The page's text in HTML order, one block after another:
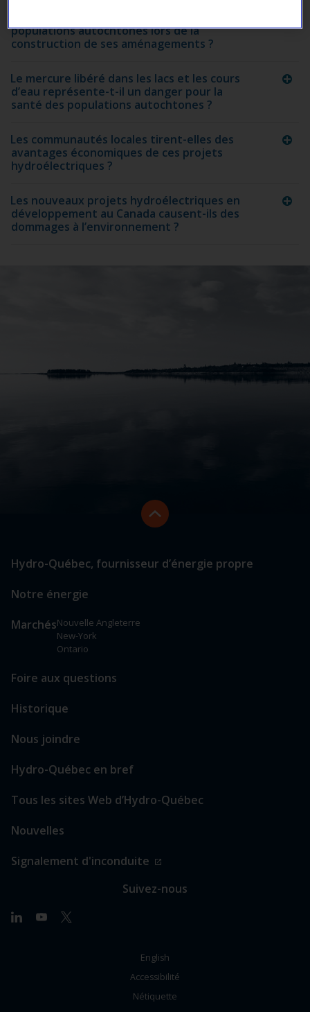
populations autochtones lors de la
construction de ses aménagements ?
Le mercure libéré dans les lacs et les cours
d’eau représente-t-il un danger pour la
santé des populations autochtones ?
Les communautés locales tirent-elles des
avantages économiques de ces projets
hydroélectriques ?
Les nouveaux projets hydroélectriques en
développement au Canada causent-ils des
dommages à l’environnement ?
Retourner
en
page
DE
PAGE
vers
sections
Hydro-Québec, fournisseur d’énergie propre
Notre énergie
MarchésNouvelle Angleterre
New-York
Ontario
Foire aux questions
Historique
Nous joindre
Hydro-Québec en bref
Tous les sites Web d’Hydro-Québec
Nouvelles
Signalement d'inconduite
Suivez-nous
English
Accessibilité
Nétiquette